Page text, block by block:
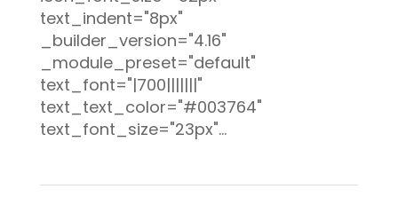
text_indent="8px"
_builder_version="4.16"
_module_preset="default"
text_font="|700|||||||"
text_text_color="#003764"
text_font_size="23px"...